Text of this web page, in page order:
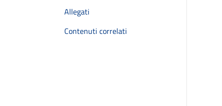
Allegati
Contenuti correlati